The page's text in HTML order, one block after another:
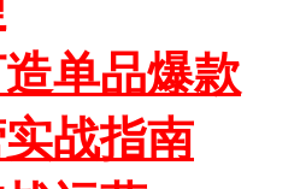
单品爆款
战指南